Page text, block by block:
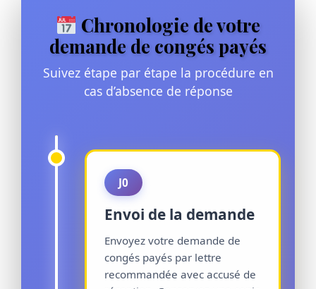
Chronologie de votre
demande de congés payés
Suivez étape par étape la procédure en
cas d’absence de réponse
J0
Envoi de la demande
Envoyez votre demande de
congés payés par lettre
recommandée avec accusé de